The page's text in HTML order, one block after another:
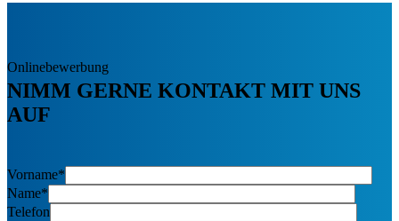
NIMM GERNE KONTAKT MIT UNS
AUF
Onlinebewerbung
Vorname*
Name*
Telefon